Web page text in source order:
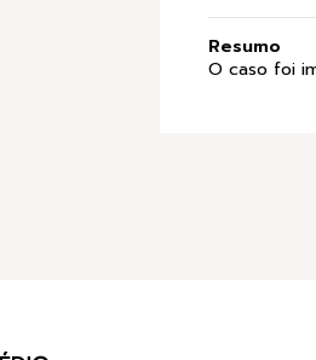
Resumo
O caso foi